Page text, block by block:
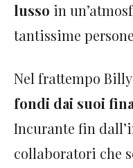
lusso in
tantissime
Nel frattempo
fondi dai suoi
Incurante fin
collaboratori che